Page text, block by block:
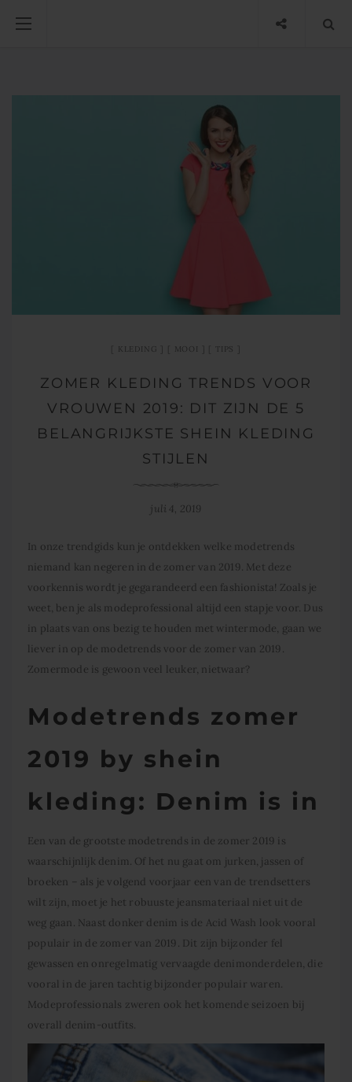
KLEDING MOOI TIPS
ZOMER KLEDING TRENDS VOOR
VROUWEN 2019: DIT ZIJN DE 5
BELANGRIJKSTE SHEIN KLEDING
STIJLEN
juli 4, 2019
In onze trendgids kun je ontdekken welke modetrends
niemand kan negeren in de zomer van 2019. Met deze
voorkennis wordt je gegarandeerd een fashionista! Zoals je
weet, ben je als modeprofessional altijd een stapje voor. Dus
in plaats van ons bezig te houden met wintermode, gaan we
liever in op de modetrends voor de zomer van 2019.
Zomermode is gewoon veel leuker, nietwaar?
Modetrends zomer
2019 by shein
kleding: Denim is in
Een van de grootste modetrends in de zomer 2019 is
waarschijnlijk denim. Of het nu gaat om jurken, jassen of
broeken – als je volgend voorjaar een van de trendsetters
wilt zijn, moet je het robuuste jeansmateriaal niet uit de
weg gaan. Naast donker denim is de Acid Wash look vooral
populair in de zomer van 2019. Dit zijn bijzonder fel
gewassen en onregelmatig vervaagde denimonderdelen, die
vooral in de jaren tachtig bijzonder populair waren.
Modeprofessionals zweren ook het komende seizoen bij
overall denim-outfits.